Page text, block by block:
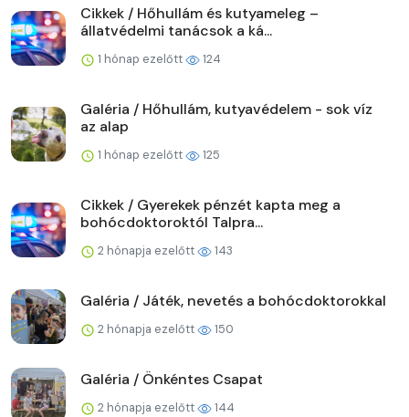
Cikkek / Hőhullám és kutyameleg –
állatvédelmi tanácsok a ká...
1 hónap ezelőtt 124
Galéria / Hőhullám, kutyavédelem - sok víz
az alap
1 hónap ezelőtt 125
Cikkek / Gyerekek pénzét kapta meg a
bohócdoktoroktól Talpra...
2 hónapja ezelőtt 143
Galéria / Játék, nevetés a bohócdoktorokkal
2 hónapja ezelőtt 150
Galéria / Önkéntes Csapat
2 hónapja ezelőtt 144